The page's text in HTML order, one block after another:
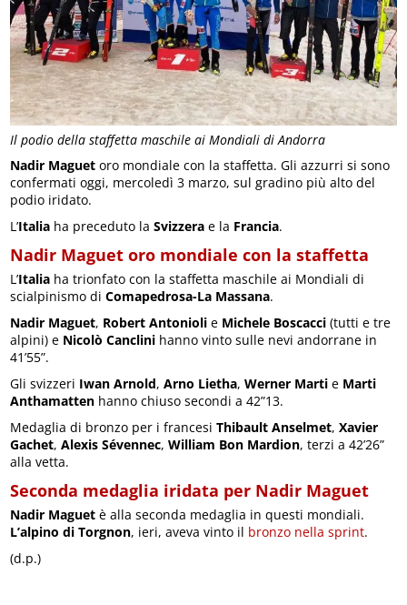
Il podio della staffetta maschile ai Mondiali di Andorra
Nadir Maguet oro mondiale con la staffetta. Gli azzurri si sono
confermati oggi, mercoledì 3 marzo, sul gradino più alto del
podio iridato.
L’Italia ha preceduto laSvizzera e la Francia.
Nadir Maguet oro mondiale con la staffetta
L’Italia ha trionfato con la staffetta maschile ai Mondiali di
scialpinismo diComapedrosa-La Massana.
Nadir Maguet, Robert Antonioli e Michele Boscacci (tutti e tre
alpini) e Nicolò Canclini hanno vinto sulle nevi andorrane in
41’55”.
Gli svizzeri Iwan Arnold,Arno Lietha,Werner Marti e Marti
Anthamatten hanno chiuso secondi a 42”13.
Medaglia di bronzo per i francesiThibault Anselmet,Xavier
Gachet,Alexis Sévennec,William Bon Mardion, terzi a 42’26”
alla vetta.
Seconda medaglia iridata per Nadir Maguet
Nadir Maguet è alla seconda medaglia in questi mondiali.
L’alpino di Torgnon, ieri, aveva vinto il bronzo nella sprint.
(d.p.)